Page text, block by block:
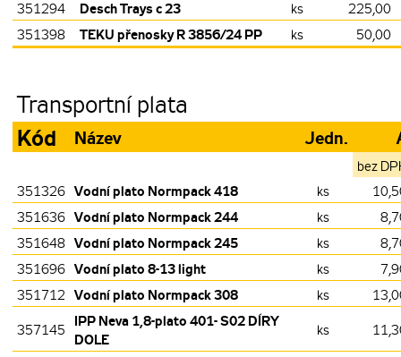
351294
Desch Trays c 23 ks
225,00
351398
TEKU přenosky R 3856/24 PP ks 50,00
Transportní plata
Kód Název Jedn.
bez
351326 Vodní plato Normpack 418 ks
351636 Vodní plato Normpack 244 ks
351648 Vodní plato Normpack 245 ks
351696 Vodní plato 8-13 light ks
351712 Vodní plato Normpack 308 ks
357145
IPP Neva 1,8-plato 401- S02 DÍRY
DOLE
ks